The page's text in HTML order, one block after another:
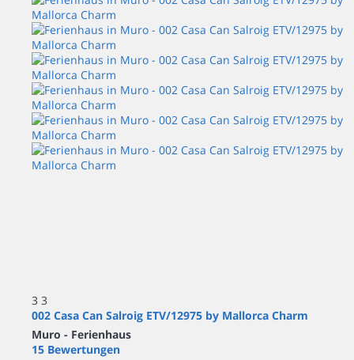
3 3
002 Casa Can Salroig ETV/12975 by Mallorca Charm
Muro - Ferienhaus
15 Bewertungen